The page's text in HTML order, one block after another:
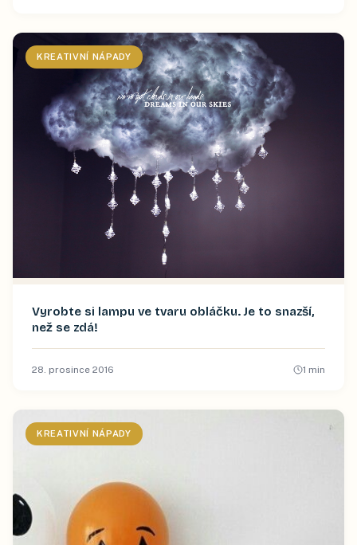
KREATIVNÍ NÁPADY
Vyrobte si lampu ve tvaru obláčku. Je to snazší,
než se zdá!
28. prosince 2016 1 min
KREATIVNÍ NÁPADY